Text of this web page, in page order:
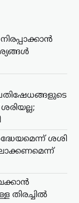
ശശി
തിരച്ചിൽ